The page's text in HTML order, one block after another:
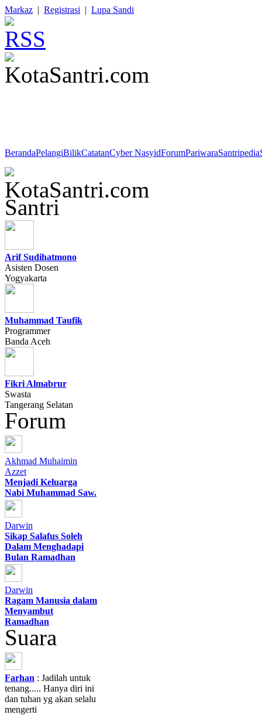
Markaz | Registrasi | Lupa Sandi
BerandaPelangiBilikCatatanCyber NasyidForumPariwaraSantripedia
Santri
Arif Sudihatmono
Asisten Dosen
Yogyakarta
Muhammad Taufik
Programmer
Banda Aceh
Fikri Almabrur
Swasta
Tangerang Selatan
Forum
Akhmad Muhaimin
Azzet
Menjadi Keluarga
Nabi Muhammad Saw.
Darwin
Sikap Salafus Soleh
Dalam Menghadapi
Bulan Ramadhan
Darwin
Ragam Manusia dalam
Menyambut
Ramadhan
Suara
Farhan : Jadilah untuk
tenang..... Hanya diri ini
dan tuhan yg akan selalu
mengerti